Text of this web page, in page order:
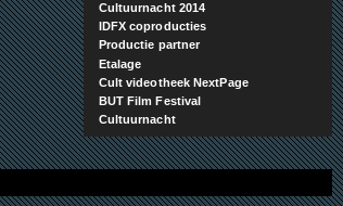
Cultuurnacht 2014
IDFX coproducties
Productie partner
Etalage
Cult videotheek NextPage
BUT Film Festival
Cultuurnacht